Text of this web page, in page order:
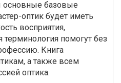
основные базовые
оптик будет иметь
восприятия,
терминология помогут без
Книга
а также всем
оптика.